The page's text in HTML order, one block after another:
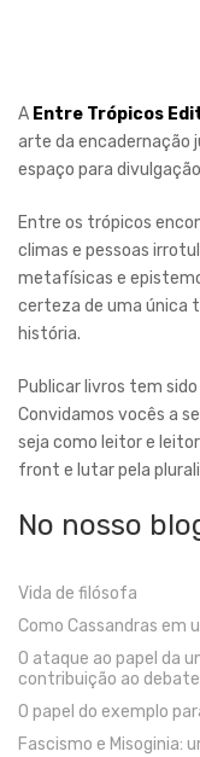
A Entre Trópicos
arte da encadernação
espaço para
Entre os trópicos
climas e pessoas
metafísicas e
certeza de uma única
história.
Publicar livros tem
Convidamos vocês a
seja como leitor e
front e lutar pela
No nosso
Vida de filósofa
Como Cassandras em
O ataque ao papel da
contribuição ao
O papel do exemplo
Fascismo e Misoginia: